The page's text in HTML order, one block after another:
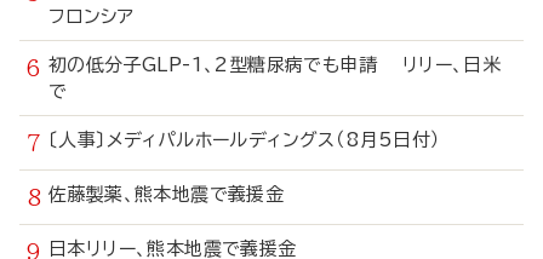
フロンシア
初の低分子GLP-1、2型糖尿病でも申請 リリー、日米
で
〔人事〕メディパルホールディングス（8月5日付）
佐藤製薬、熊本地震で義援金
日本リリー、熊本地震で義援金